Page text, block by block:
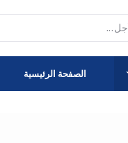
الصفحة الرئيسية